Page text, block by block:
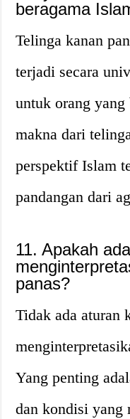
beragama
Telinga kanan
terjadi secara
untuk orang yang
makna dari
perspektif Islam
pandangan dari
11. Apakah
panas?
Tidak ada aturan
Yang penting
dan kondisi yang